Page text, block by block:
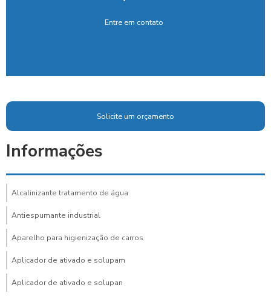
Entre em contato
Solicite um orçamento
Informações
Alcalinizante tratamento de água
Antiespumante industrial
Aparelho para higienização de carros
Aplicador de ativado e solupam
Aplicador de ativado e solupan